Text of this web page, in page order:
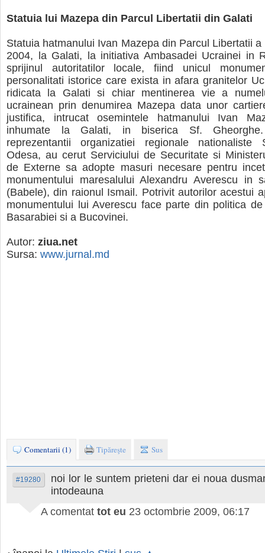
Statuia lui Mazepa din Parcul Libertatii din Galati
Statuia hatmanului Ivan Mazepa din Parcul Libertatii
2004, la Galati, la initiativa Ambasadei Ucrainei in
sprijinul autoritatilor locale, fiind unicul
personalitati istorice care exista in afara granitelor
ridicata la Galati si chiar mentinerea vie a
ucrainean prin denumirea Mazepa data unor
justifica, intrucat osemintele hatmanului Ivan
inhumate la Galati, in biserica Sf.
reprezentantii organizatiei regionale nationaliste
Odesa, au cerut Serviciului de Securitate si
de Externe sa adopte masuri necesare pentru
monumentului maresalului Alexandru Averescu in
(Babele), din raionul Ismail. Potrivit autorilor acestui
monumentului lui Averescu face parte din politica
Basarabiei si a Bucovinei.
Autor: ziua.net
Sursa: www.jurnal.md
Comentarii (1) Tipăreşte Sus
#19280
noi lor le suntem prieteni dar ei noua
intodeauna
A comentat tot eu 23 octombrie 2009, 06:17